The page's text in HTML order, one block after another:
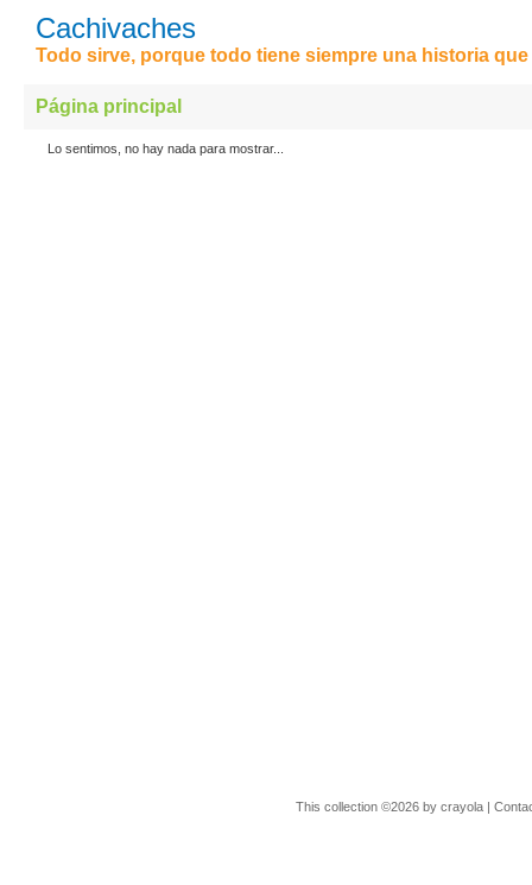
Cachivaches
Todo sirve, porque todo tiene siempre una historia que
Página principal
Lo sentimos, no hay nada para mostrar...
This collection ©2026 by crayola |